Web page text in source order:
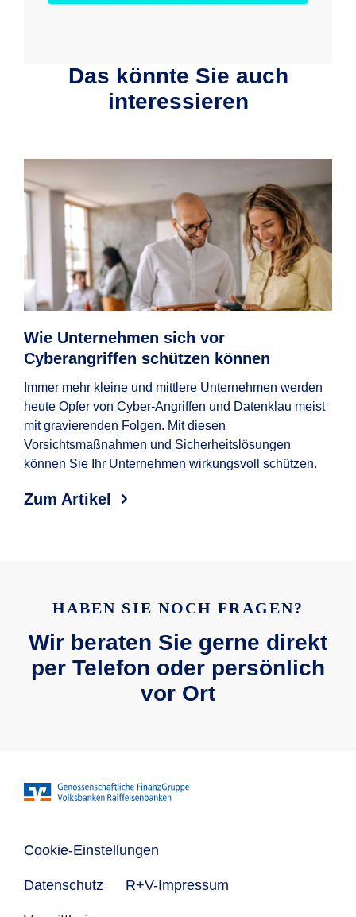
Das könnte Sie auch
interessieren
Wie Unternehmen sich vor
Cyberangriffen schützen können
Immer mehr kleine und mittlere Unternehmen werden
heute Opfer von Cyber-Angriffen und Datenklau meist
mit gravierenden Folgen. Mit diesen
Vorsichtsmaßnahmen und Sicherheitslösungen
können Sie Ihr Unternehmen wirkungsvoll schützen.
Zum Artikel
HABEN SIE NOCH FRAGEN?
Wir beraten Sie gerne direkt
per Telefon oder persönlich
vor Ort
Cookie-Einstellungen
Datenschutz R+V-Impressum